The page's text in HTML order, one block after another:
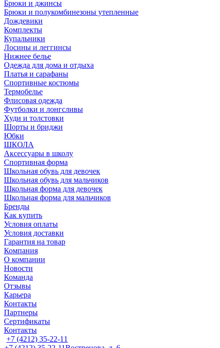
Брюки и джинсы
Брюки и полукомбинезоны утепленные
Дождевики
Комплекты
Купальники
Лосины и леггинсы
Нижнее белье
Одежда для дома и отдыха
Платья и сарафаны
Спортивные костюмы
Термобелье
Флисовая одежда
Футболки и лонгсливы
Худи и толстовки
Шорты и бриджи
Юбки
ШКОЛА
Аксессуары в школу
Спортивная форма
Школьная обувь для девочек
Школьная обувь для мальчиков
Школьная форма для девочек
Школьная форма для мальчиков
Бренды
Как купить
Условия оплаты
Условия доставки
Гарантия на товар
Компания
О компании
Новости
Команда
Отзывы
Карьера
Контакты
Партнеры
Сертификаты
Контакты
+7 (4212) 35-22-11